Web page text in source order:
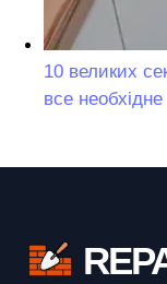
10 великих
все необхідне